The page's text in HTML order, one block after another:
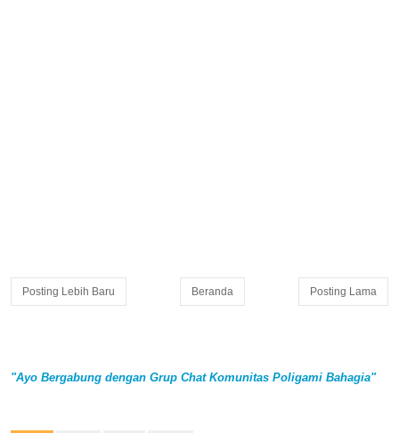
Posting Lebih Baru Posting Lama
Beranda
"Ayo Bergabung dengan Grup Chat Komunitas Poligami Bahagia"